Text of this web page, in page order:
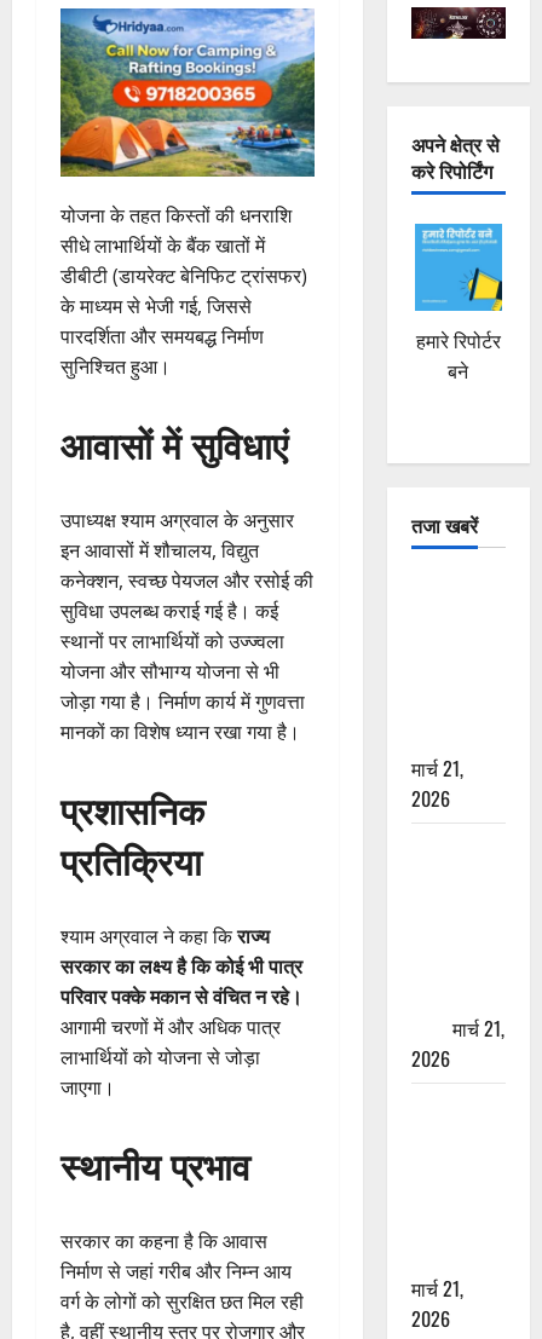
योजना के तहत किस्तों की धनराशि
सीधे लाभार्थियों के बैंक खातों में
डीबीटी (डायरेक्ट बेनिफिट ट्रांसफर)
के माध्यम से भेजी गई, जिससे
पारदर्शिता और समयबद्ध निर्माण
सुनिश्चित हुआ।
आवासों में सुविधाएं
उपाध्यक्ष श्याम अग्रवाल के अनुसार
इन आवासों में शौचालय, विद्युत
कनेक्शन, स्वच्छ पेयजल और रसोई की
सुविधा उपलब्ध कराई गई है। कई
स्थानों पर लाभार्थियों को उज्ज्वला
योजना और सौभाग्य योजना से भी
जोड़ा गया है। निर्माण कार्य में गुणवत्ता
मानकों का विशेष ध्यान रखा गया है।
प्रशासनिक
प्रतिक्रिया
श्याम अग्रवाल ने कहा किराज्य
सरकार का लक्ष्य है कि कोई भी पात्र
परिवार पक्के मकान से वंचित न रहे।
आगामी चरणों में और अधिक पात्र
लाभार्थियों को योजना से जोड़ा
जाएगा।
स्थानीय प्रभाव
सरकार का कहना है कि आवास
निर्माण से जहां गरीब और निम्न आय
वर्ग के लोगों को सुरक्षित छत मिल रही
है, वहीं स्थानीय स्तर पर रोजगार और
अपने क्षेत्र से
करे रिपोर्टिंग
हमारे रिपोर्टर
बने
तजा खबरें
मार्च 21,
2026
मार्च 21,
2026
मार्च 21,
2026